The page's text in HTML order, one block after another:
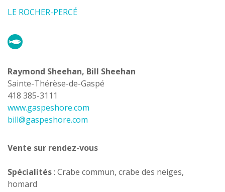
LE ROCHER-PERCÉ
Raymond Sheehan, Bill Sheehan
Sainte-Thérèse-de-Gaspé
418 385-3111
www.gaspeshore.com
bill@gaspeshore.com
Vente sur rendez-vous
Spécialités: Crabe commun, crabe des neiges,
homard